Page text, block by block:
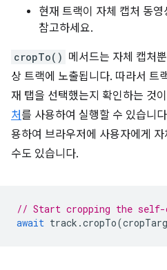
현재 트랙이 자체 캡처 동
참고하세요.
cropTo() 메서드는 자체 캡처
상 트랙에 노출됩니다. 따라서 트
재 탭을 선택했는지 확인하는 것
처를 사용하여 실행할 수 있습니
용하여 브라우저에 사용자에게
수도 있습니다.
// Start cropping the self-
await track .cropTo(